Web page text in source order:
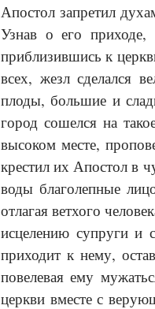
Апостол запретил
Узнав о его
приблизившись к
всех, жезл сделался
плоды, большие и
город сошелся на
высоком месте,
крестил их Апостол в
воды благолепные
отлагая ветхого
исцелению супруги и
приходит к нему,
повелевая ему
церкви вместе с